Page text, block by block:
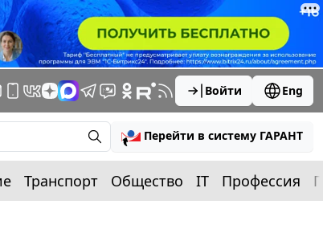
Войти Eng
Перейти в систему ГАРАНТ
Транспорт Общество IT Профессия